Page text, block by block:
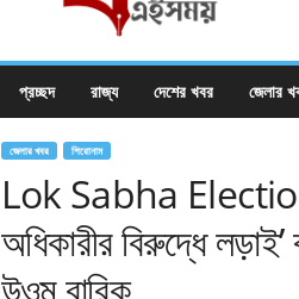
প্রচ্ছদ রাজ্য দেশের খবর জেলার
জেলার খবর শিরোনাম
Lok Sabha Election
অধিকারীর বিরুদ্ধে